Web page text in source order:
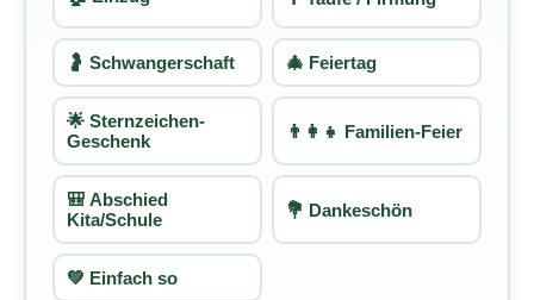
🤰 Schwangerschaft 🎄 Feiertag
🌟 Sternzeichen-
Geschenk
👨‍👩‍👧 Familien-Feier
🎒 Abschied
Kita/Schule
💐 Dankeschön
💚 Einfach so